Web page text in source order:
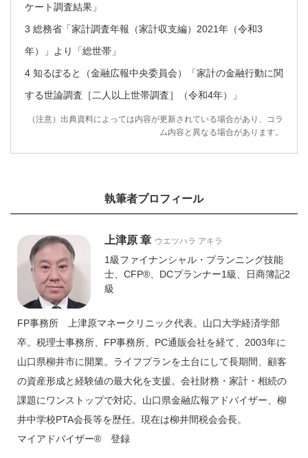
ケート調査結果」
3 総務省「家計調査年報（家計収支編）2021年（令和3
年）」より「総世帯」
4 知るぽると（金融広報中央委員会）「家計の金融行動に関
する世論調査［二人以上世帯調査］（令和4年）」
（注意）出典資料によっては内容が更新されている場合があり、コラ
ム内容と異なる場合があります。
執筆者プロフィール
上津原 章 ウエツハラ アキラ
1級ファイナンシャル・プランニング技能
士、CFP®、DCプランナー1級、日商簿記2
級
FP事務所 上津原マネークリニック代表。山口大学経済学部
卒。税理士事務所、FP事務所、PC通販会社を経て、2003年に
山口県柳井市に開業。ライフプランを土台にして長期間、顧客
の資産形成と経験値の最大化を支援。会社財務・家計・相続の
課題にワンストップで対応。山口県金融広報アドバイザー、柳
井中学校PTA会長等を歴任。現在は柳井間税会会長。
マイアドバイザー® 登録